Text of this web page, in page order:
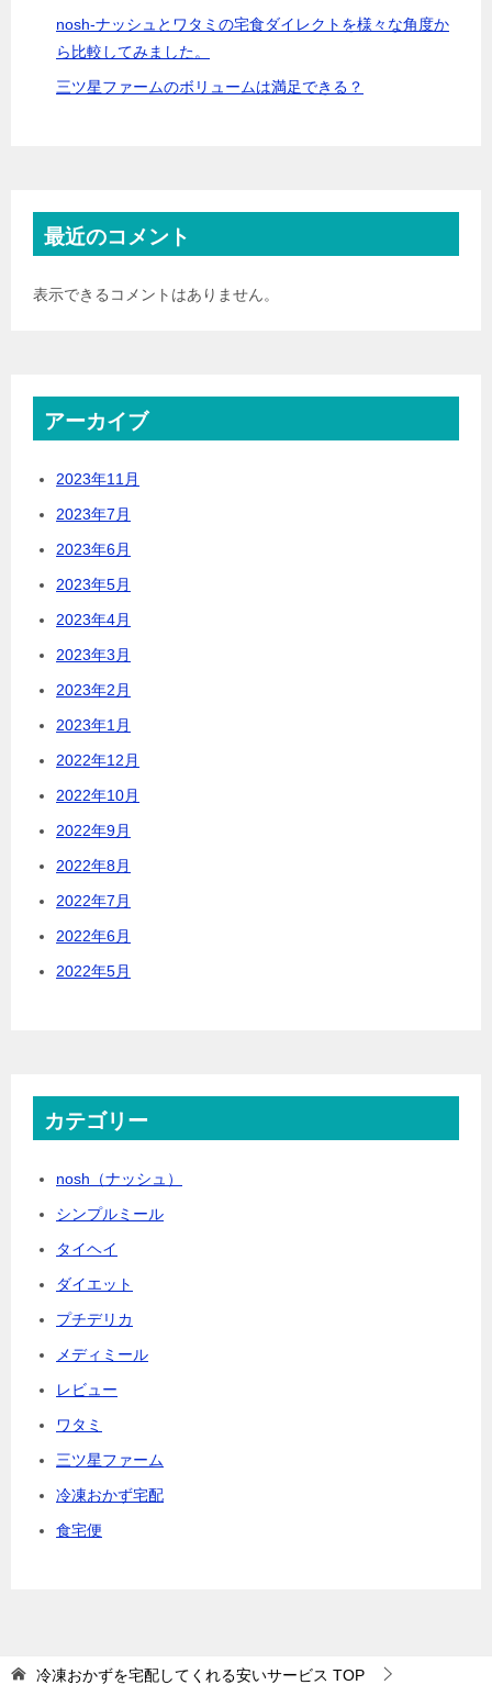
nosh-ナッシュとワタミの宅食ダイレクトを様々な角度か
ら比較してみました。
三ツ星ファームのボリュームは満足できる？
最近のコメント
表示できるコメントはありません。
アーカイブ
2023年11月
2023年7月
2023年6月
2023年5月
2023年4月
2023年3月
2023年2月
2023年1月
2022年12月
2022年10月
2022年9月
2022年8月
2022年7月
2022年6月
2022年5月
カテゴリー
nosh（ナッシュ）
シンプルミール
タイヘイ
ダイエット
プチデリカ
メディミール
レビュー
ワタミ
三ツ星ファーム
冷凍おかず宅配
食宅便
冷凍おかずを宅配してくれる安いサービス TOP